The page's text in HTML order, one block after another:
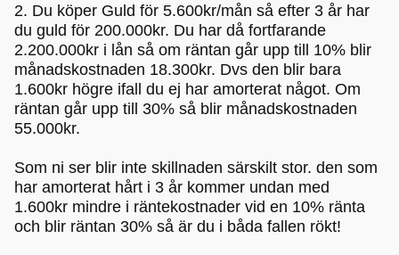
2. Du köper Guld för 5.600kr/mån så efter 3 år har
du guld för 200.000kr. Du har då fortfarande
2.200.000kr i lån så om räntan går upp till 10% blir
månadskostnaden 18.300kr. Dvs den blir bara
1.600kr högre ifall du ej har amorterat något. Om
räntan går upp till 30% så blir månadskostnaden
55.000kr.
Som ni ser blir inte skillnaden särskilt stor. den som
har amorterat hårt i 3 år kommer undan med
1.600kr mindre i räntekostnader vid en 10% ränta
och blir räntan 30% så är du i båda fallen rökt!